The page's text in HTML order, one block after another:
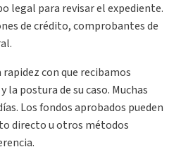
legal para revisar el expediente.
de crédito, comprobantes de
con que recibamos
la postura de su caso. Muchas
Los fondos aprobados pueden
directo u otros métodos